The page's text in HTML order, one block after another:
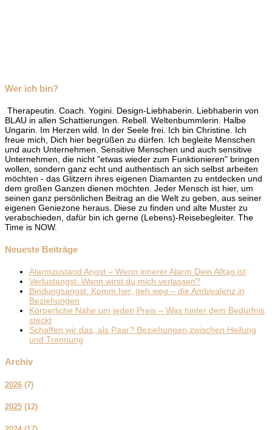
Wer ich bin?
Therapeutin. Coach. Yogini. Design-Liebhaberin. Liebhaberin von
BLAU in allen Schattierungen. Rebell. Weltenbummlerin. Halbe
Ungarin. Im Herzen wild. In der Seele frei. Ich bin Christine. Ich
freue mich, Dich hier begrüßen zu dürfen. Ich begleite Menschen
und auch Unternehmen. Sensitive Menschen und auch sensitive
Unternehmen, die nicht "etwas wieder zum Funktionieren" bringen
wollen, sondern ganz echt und authentisch an sich selbst arbeiten
möchten - das Glitzern ihres eigenen Diamanten zu entdecken und
dem großen Ganzen dienen möchten. Jeder Mensch ist hier, um
seinen ganz persönlichen Beitrag an die Welt zu geben, aus seiner
eigenen Geniezone heraus. Diese zu finden und alte Muster zu
verabschieden, dafür bin ich gerne (Lebens)-Reisebegleiter. The
Time is NOW.
Neueste Beiträge
Alarmzustand Angst – Wenn innerer Alarm Dein Alltag ist
Verlustangst: Wann wirst du mich verlassen?
Bindungsangst: Komm her, geh weg – die Ambivalenz in
Beziehungen
Körperliche Nähe um jeden Preis – Was hinter dem Bedürfnis
steckt
Schaffen wir das, als Paar? Beziehungen zwischen Heilung
und Trennung
Archiv
2026 (7)
2025 (12)